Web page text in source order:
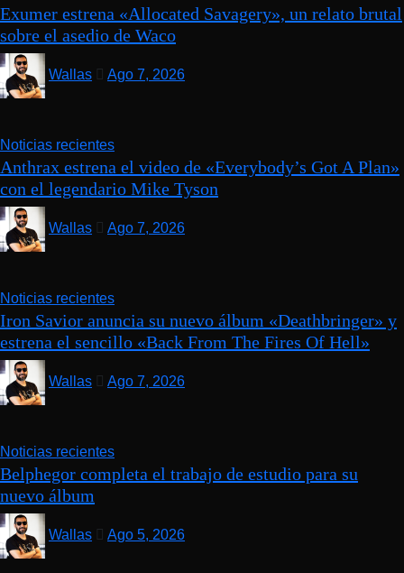
Exumer estrena «Allocated Savagery», un relato brutal
sobre el asedio de Waco
Wallas Ago 7, 2026
Noticias recientes
Anthrax estrena el video de «Everybody’s Got A Plan»
con el legendario Mike Tyson
Wallas Ago 7, 2026
Noticias recientes
Iron Savior anuncia su nuevo álbum «Deathbringer» y
estrena el sencillo «Back From The Fires Of Hell»
Wallas Ago 7, 2026
Noticias recientes
Belphegor completa el trabajo de estudio para su
nuevo álbum
Wallas Ago 5, 2026